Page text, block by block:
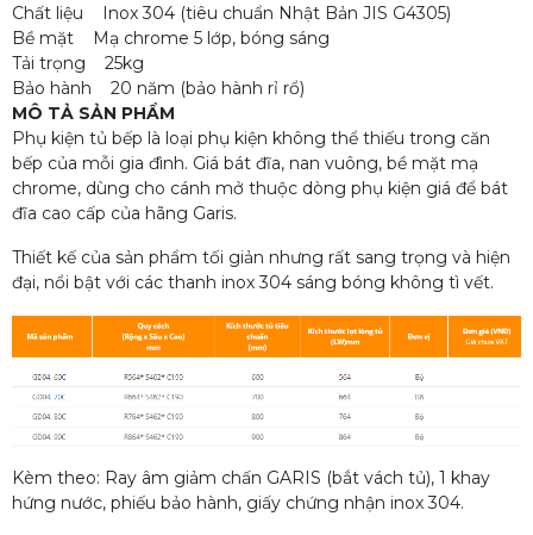
Chất liệu Inox 304 (tiêu chuẩn Nhật Bản JIS G4305)
Bề mặt Mạ chrome 5 lớp, bóng sáng
Tải trọng 25kg
Bảo hành 20 năm (bảo hành rỉ rổ)
MÔ TẢ SẢN PHẨM
Phụ kiện tủ bếp là loại phụ kiện không thể thiếu trong căn
bếp của mỗi gia đình. Giá bát đĩa, nan vuông, bề mặt mạ
chrome, dùng cho cánh mở thuộc dòng phụ kiện giá để bát
đĩa cao cấp của hãng Garis.
Thiết kế của sản phẩm tối giản nhưng rất sang trọng và hiện
đại, nổi bật với các thanh inox 304 sáng bóng không tì vết.
Kèm theo: Ray âm giảm chấn GARIS (bắt vách tủ), 1 khay
hứng nước, phiếu bảo hành, giấy chứng nhận inox 304.